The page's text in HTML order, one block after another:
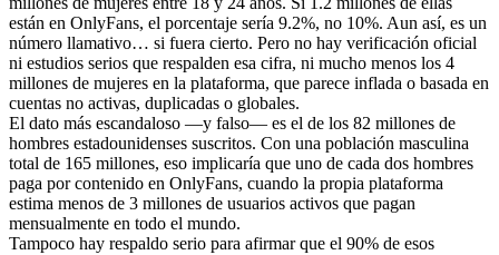
están en OnlyFans, el porcentaje sería 9.2%, no 10%. Aun así, es un
número llamativo… si fuera cierto. Pero no hay verificación oficial
ni estudios serios que respalden esa cifra, ni mucho menos los 4
millones de mujeres en la plataforma, que parece inflada o basada en
cuentas no activas, duplicadas o globales.
El dato más escandaloso —y falso— es el de los 82 millones de
hombres estadounidenses suscritos. Con una población masculina
total de 165 millones, eso implicaría que uno de cada dos hombres
paga por contenido en OnlyFans, cuando la propia plataforma
estima menos de 3 millones de usuarios activos que pagan
mensualmente en todo el mundo.
Tampoco hay respaldo serio para afirmar que el 90% de esos